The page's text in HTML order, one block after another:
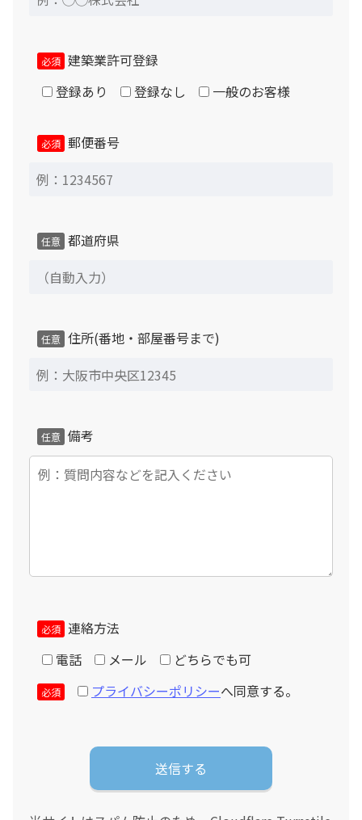
必須 建築業許可登録
登録あり
登録なし 一般のお客様
必須 郵便番号
任意 都道府県
任意 住所(番地・部屋番号まで)
任意 備考
必須 連絡方法
電話
メール どちらでも可
必須 プライバシーポリシーへ同意する。